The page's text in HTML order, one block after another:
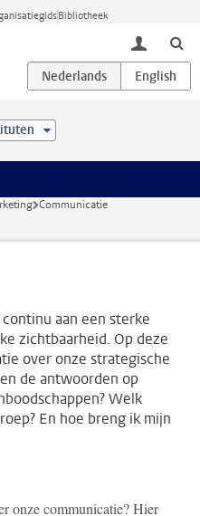
Bibliotheek
toggle
Communicatie
aan een sterke
zichtbaarheid. Op deze
over onze strategische
de antwoorden op
Welk
En hoe breng ik mijn
onze communicatie? Hier